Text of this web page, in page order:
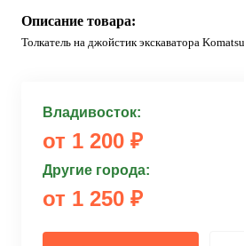
Описание товара:
Толкатель на джойстик экскаватора
Владивосток:
от 1 200 ₽
Другие города:
от 1 250 ₽